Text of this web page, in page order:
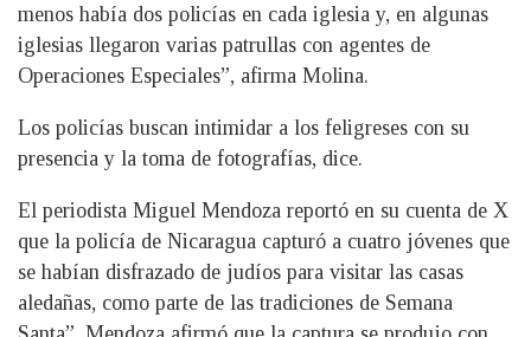
menos había dos policías en cada iglesia y, en algunas
iglesias llegaron varias patrullas con agentes de
Operaciones Especiales”, afirma Molina.
Los policías buscan intimidar a los feligreses con su
presencia y la toma de fotografías, dice.
El periodista Miguel Mendoza reportó en su cuenta de X
que la policía de Nicaragua capturó a cuatro jóvenes que
se habían disfrazado de judíos para visitar las casas
aledañas, como parte de las tradiciones de Semana